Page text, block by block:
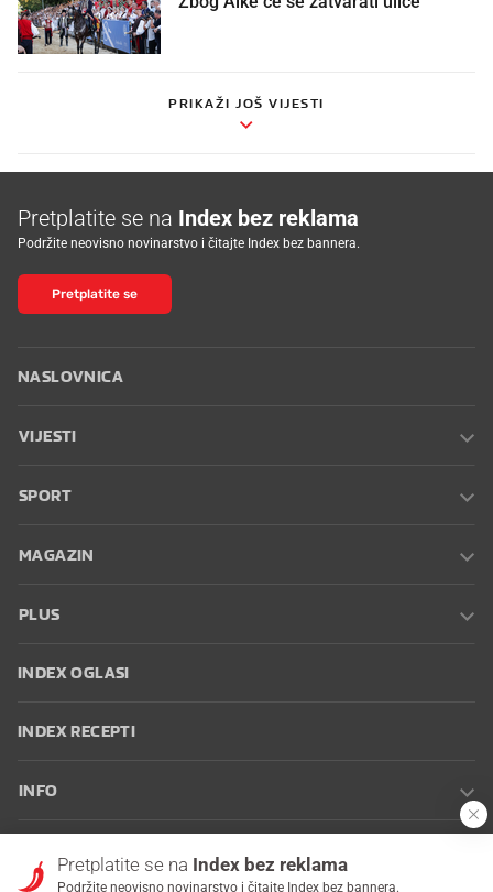
PRIKAŽI JOŠ VIJESTI
Pretplatite se na Index bez reklama
Podržite neovisno novinarstvo i čitajte Index bez bannera.
Pretplatite se
NASLOVNICA
VIJESTI
SPORT
MAGAZIN
PLUS
INDEX OGLASI
INDEX RECEPTI
INFO
korištenja
Postavke kolačića
Pretplatite se na Index bez reklama
Podržite neovisno novinarstvo i čitajte Index bez bannera.